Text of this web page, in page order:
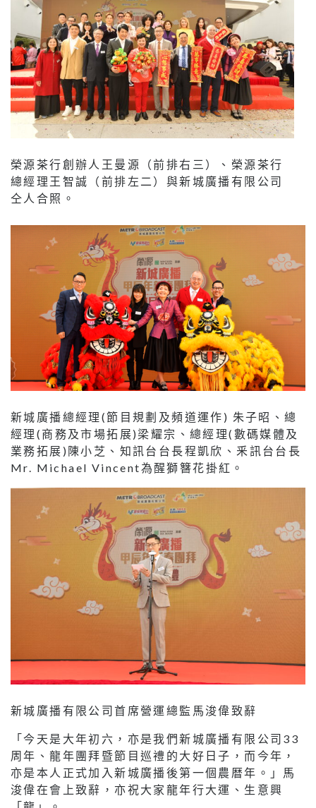
榮源茶行創辦人王曼源（前排右三）、榮源茶行
總經理王智誠（前排左二）與新城廣播有限公司
仝人合照。
新城廣播總經理(節目規劃及頻道運作) 朱子昭、總
經理(商務及市場拓展)梁耀宗、總經理(數碼媒體及
業務拓展)陳小芝、知訊台台長程凱欣、釆訊台台長
Mr. Michael Vincent為醒獅簪花掛紅。
新城廣播有限公司首席營運總監馬浚偉致辭
「今天是大年初六，亦是我們新城廣播有限公司33
周年、龍年團拜暨節目巡禮的大好日子，而今年，
亦是本人正式加入新城廣播後第一個農暦年。」馬
浚偉在會上致辭，亦祝大家龍年行大運、生意興